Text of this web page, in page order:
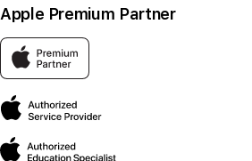
Apple Premium Partner